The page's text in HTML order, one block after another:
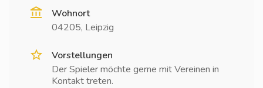
Wohnort
04205, Leipzig
Vorstellungen
Der Spieler möchte gerne mit Vereinen in
Kontakt treten.